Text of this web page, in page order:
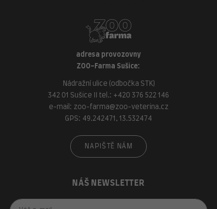
adresa provozovny
ZOO-Farma Sušice:
Nádražní ulice (odbočka STK)
342 01 Sušice II tel.: +420 376 522 146
e-mail: zoo-farma@zoo-veterina.cz
GPS: 49.242471, 13.532474
NAPIŠTĚ NÁM
NÁŠ NEWSLETTER